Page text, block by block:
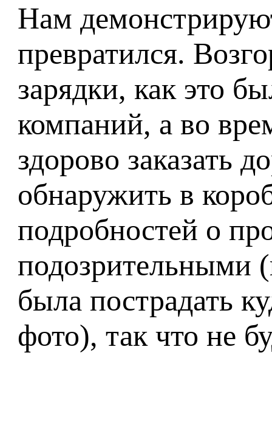
Нам
превратился.
зарядки, как это
компаний, а во
здорово заказать
обнаружить в
подробностей о
подозрительными
была пострадать
фото), так что не